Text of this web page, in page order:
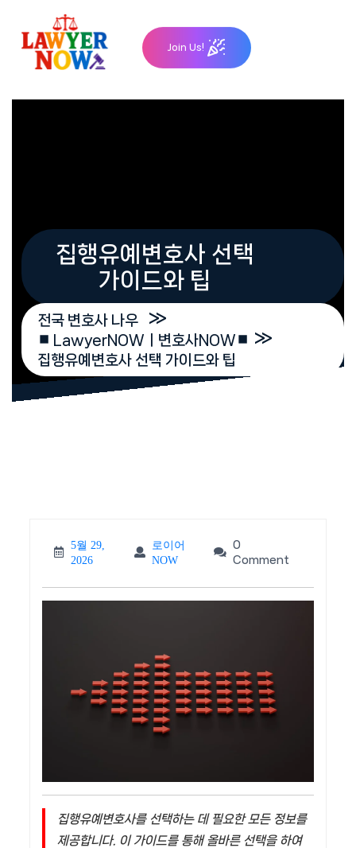
content
Join Us!
집행유예변호사 선택
가이드와 팁
전국 변호사 나우 »
⏹︎ LawyerNOWㅣ변호사NOW⏹︎ »
집행유예변호사 선택 가이드와 팁
5월 29,
2026
5월
29,
로이어
NOW
로이
어
0
Comment
집행유예변호사를 선택하는 데 필요한 모든 정보를
제공합니다. 이 가이드를 통해 올바른 선택을 하여